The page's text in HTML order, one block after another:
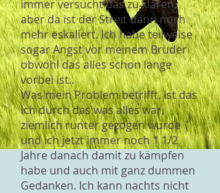
immer versucht das zu klären,
aber da ist der Streit dann noch
mehr eskaliert. Ich habe teilweise
sogar Angst vor meinem Bruder
obwohl das alles schon lange
vorbei ist..
Was mein Problem betrifft, ist das
ich durch das was alles war,
ziemlich runter gezogen wurde
und ich jetzt immer noch 1 1/2
Jahre danach damit zu kämpfen
habe und auch mit ganz dummen
Gedanken. Ich kann nachts nicht